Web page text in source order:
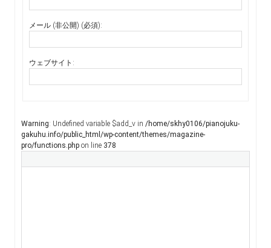
メール (非公開) (必須):
ウェブサイト:
Warning : Undefined variable $add_v in /home/skhy0106/pianojuku-
gakuhu.info/public_html/wp-content/themes/magazine-
pro/functions.php on line 378